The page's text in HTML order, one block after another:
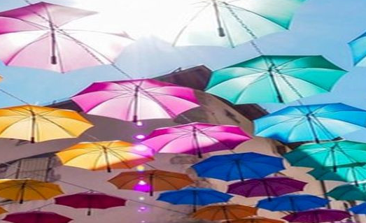
La source minérale de
Crochepeyre (Le Fau)
Le dictionnaire statistique du Cantal
nous apprend que « le département [...]
est une des contrées de la France où...
Au jour le jour